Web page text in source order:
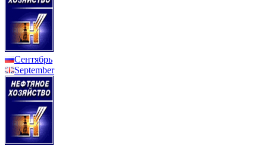
Сентябрь
September